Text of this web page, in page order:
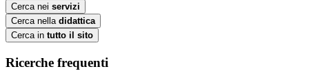
Cerca nei servizi
Cerca nella didattica
Cerca in tutto il sito
Ricerche frequenti